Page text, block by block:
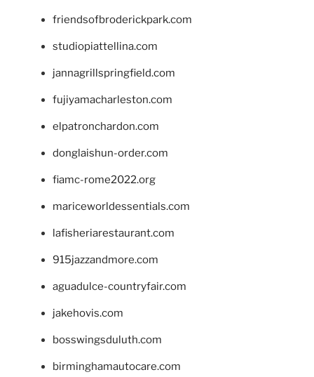
friendsofbroderickpark.com
studiopiattellina.com
jannagrillspringfield.com
fujiyamacharleston.com
elpatronchardon.com
donglaishun-order.com
fiamc-rome2022.org
mariceworldessentials.com
lafisheriarestaurant.com
915jazzandmore.com
aguadulce-countryfair.com
jakehovis.com
bosswingsduluth.com
birminghamautocare.com